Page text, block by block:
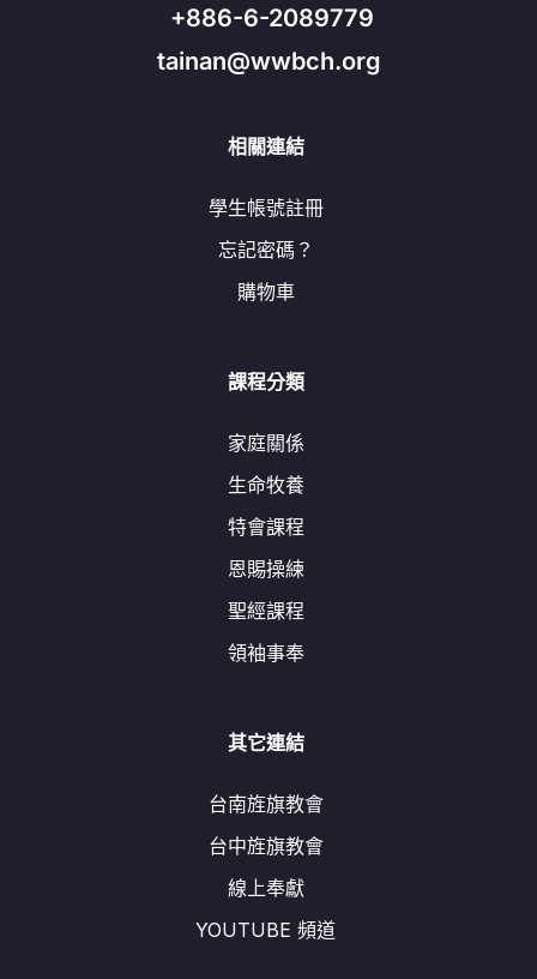
+886-6-2089779
tainan@wwbch.org
相關連結
學生帳號註冊
忘記密碼？
購物車
課程分類
家庭關係
生命牧養
特會課程
恩賜操練
聖經課程
領袖事奉
其它連結
台南旌旗教會
台中旌旗教會
線上奉獻
YOUTUBE 頻道